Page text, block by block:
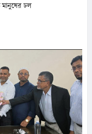
মানুষের ঢল